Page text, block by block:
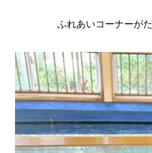
ふれあいコーナーが